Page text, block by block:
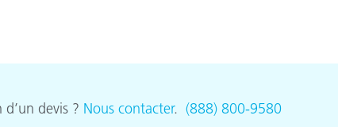
Papier
d’un devis ? Nous contacter. (888) 800-9580